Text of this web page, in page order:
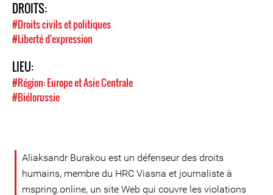
DROITS:
#Droits civils et politiques
#Liberté d'expression
LIEU:
#Région: Europe et Asie Centrale
#Biélorussie
Aliaksandr Burakou est un défenseur des droits
humains, membre du HRC Viasna et journaliste à
mspring.online, un site Web qui couvre les violations